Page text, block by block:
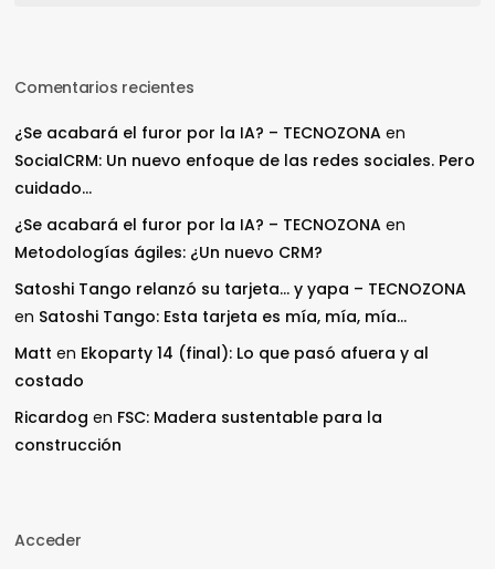
Comentarios recientes
¿Se acabará el furor por la IA? – TECNOZONA en
SocialCRM: Un nuevo enfoque de las redes sociales. Pero
cuidado…
¿Se acabará el furor por la IA? – TECNOZONA en
Metodologías ágiles: ¿Un nuevo CRM?
Satoshi Tango relanzó su tarjeta… y yapa – TECNOZONA
en Satoshi Tango: Esta tarjeta es mía, mía, mía…
Matt en Ekoparty 14 (final): Lo que pasó afuera y al
costado
Ricardog en FSC: Madera sustentable para la
construcción
Acceder